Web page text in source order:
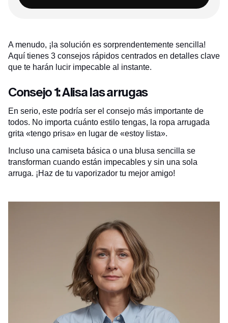
A menudo, ¡la solución es sorprendentemente sencilla!
Aquí tienes 3 consejos rápidos centrados en detalles clave
que te harán lucir impecable al instante.
Consejo 1: Alisa las arrugas
En serio, este podría ser el consejo más importante de
todos. No importa cuánto estilo tengas, la ropa arrugada
grita «tengo prisa» en lugar de «estoy lista».
Incluso una camiseta básica o una blusa sencilla se
transforman cuando están impecables y sin una sola
arruga. ¡Haz de tu vaporizador tu mejor amigo!